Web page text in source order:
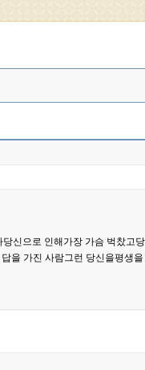
신으로 인해가장 가슴 벅찼고
을 가진 사람그런 당신을평생